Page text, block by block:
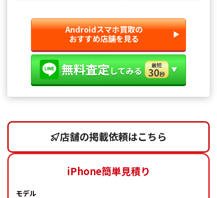
動も一苦労なので、家で完結でき
て本当に助かりました。
込む手間がないのが、東区暮ら
には何よりです。
Androidスマホ買取の
おすすめ店舗を見る ▶︎
店舗の掲載依頼はこちら
iPhone簡単見積り
モデル